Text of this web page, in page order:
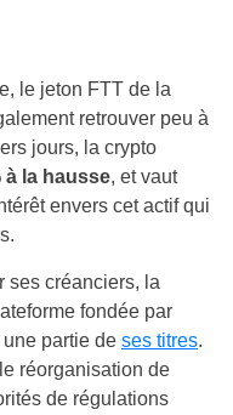
le jeton FTT de la
retrouver peu à
jours, la crypto
à la hausse, et vaut
envers cet actif qui
ses créanciers, la
fondée par
partie de ses titres.
réorganisation de
de régulations